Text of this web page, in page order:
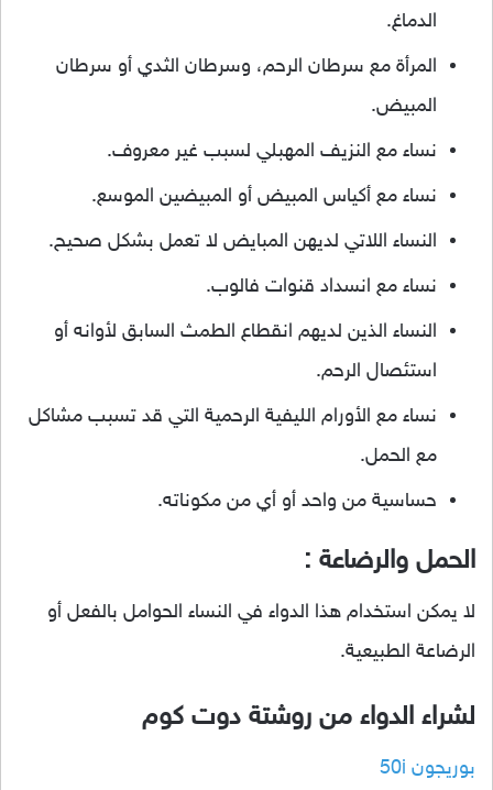
الدماغ.
المرأة مع سرطان الرحم، وسرطان الثدي أو سرطان
المبيض.
نساء مع النزيف المهبلي لسبب غير معروف.
نساء مع أكياس المبيض أو المبيضين الموسع.
النساء اللاتي لديهن المبايض لا تعمل بشكل صحيح.
نساء مع انسداد قنوات فالوب.
النساء الذين لديهم انقطاع الطمث السابق لأوانه أو
استئصال الرحم.
نساء مع الأورام الليفية الرحمية التي قد تسبب مشاكل
مع الحمل.
حساسية من واحد أو أي من مكوناته.
الحمل والرضاعة :
لا يمكن استخدام هذا الدواء في النساء الحوامل بالفعل أو
الرضاعة الطبيعية.
لشراء الدواء من روشتة دوت كوم
بوريجون 50i